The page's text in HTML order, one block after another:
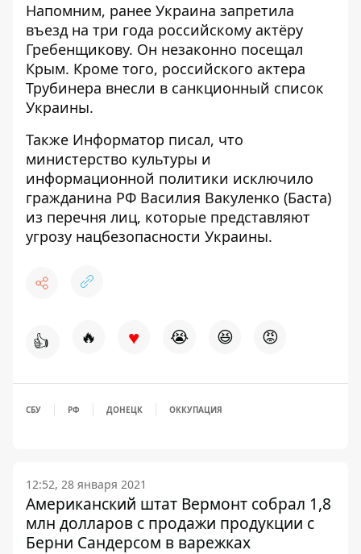
Напомним, ранее Украина запретила
въезд на три года российскому актёру
Гребенщикову. Он незаконно посещал
Крым. Кроме того, российского актера
Трубинера внесли в санкционный список
Украины.
Также Информатор писал, что
министерство культуры и
информационной политики исключило
гражданина РФ Василия Вакуленко (Баста)
из перечня лиц, которые представляют
угрозу нацбезопасности Украины.
👍 🔥 ♥ 😭 😆 😡
СБУ РФ ДОНЕЦК ОККУПАЦИЯ
12:52, 28 января 2021
Американский штат Вермонт собрал 1,8
млн долларов с продажи продукции с
Берни Сандерсом в варежках